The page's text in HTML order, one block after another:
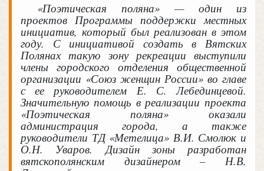
«Поэтическая поляна» — один из
проектов Программы поддержки местных
инициатив, который был реализован в этом
году. С инициативой создать в Вятских
Полянах такую зону рекреации выступили
члены городского отделения общественной
организации «Союз женщин России» во главе
с ее руководителем Е. С. Лебединцевой.
Значительную помощь в реализации проекта
«Поэтическая поляна» оказали
администрация города, а также
руководители ТД «Метелица» В.И. Смолюк и
О.Н. Уваров. Дизайн зоны разработан
вятскополянским дизайнером – Н.В.